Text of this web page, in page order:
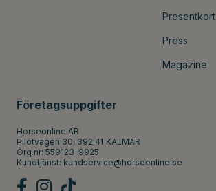
Presentkort
Press
Magazine
Företagsuppgifter
Horseonline AB
Pilotvägen 30, 392 41 KALMAR
Org.nr: 559123-9925
Kundtjänst: kundservice@horseonline.se